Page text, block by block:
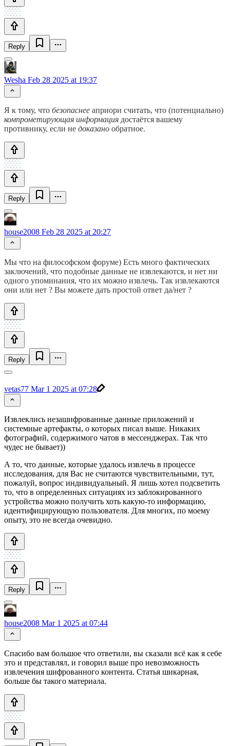
Reply
Wesha Feb 28 2025 at 19:37
Я к тому, что безопаснее априори считать, что (потенциально)
компрометирующая информация достаётся вашему
противнику, если не доказано обратное.
Reply
house2008 Feb 28 2025 at 20:27
Мы что на философском форуме) Есть много фактических
заключений, что подобные данные не извлекаются, и нет ни
одного упоминания, что их можно извлечь. Так извлекаются
они или нет ? Вы можете дать простой ответ да/нет ?
Reply
vetas77 Mar 1 2025 at 07:28
Извлеклись незашифрованные данные приложений и
системные артефакты, о которых писал выше. Никаких
фотографий, содержимого чатов в мессенджерах. Так что
чудес не бывает))
А то, что данные, которые удалось извлечь в процессе
исследования, для Вас не считаются чувствительными, тут,
пожалуй, вопрос индивидуальный. Я лишь хотел подсветить
то, что в определенных ситуациях из заблокированного
устройства можно получить хоть какую-то информацию,
идентифицирующую пользователя. Для многих, по моему
опыту, это не всегда очевидно.
Reply
house2008 Mar 1 2025 at 07:44
Спасибо вам большое что ответили, вы сказали всё как я себе
это и представлял, и говорил выше про невозможность
извлечения шифрованного контента. Статья шикарная,
больше бы такого материала.